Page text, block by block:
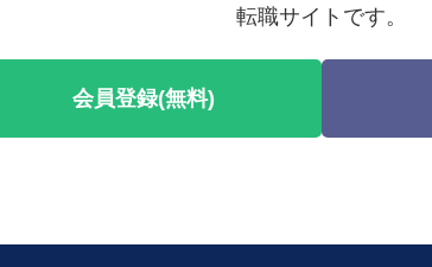
転職サイトです。
会員登録(無料)